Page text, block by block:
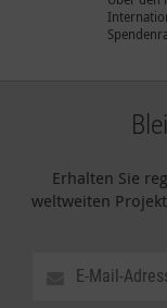
Erhalten Sie
weltweiten